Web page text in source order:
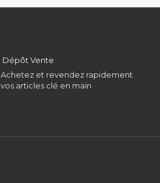
Dépôt Vente
Achetez et revendez rapidement
vos articles clé en main